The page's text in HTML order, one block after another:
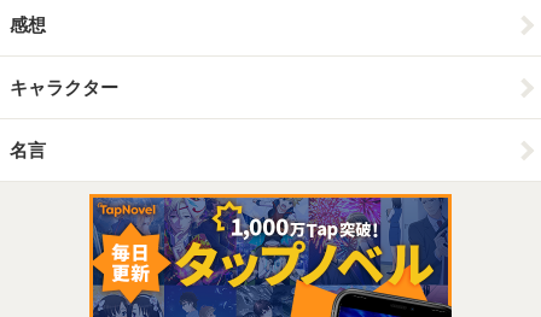
感想
キャラクター
名言